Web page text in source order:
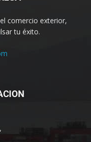
comercio exterior,
tu éxito.